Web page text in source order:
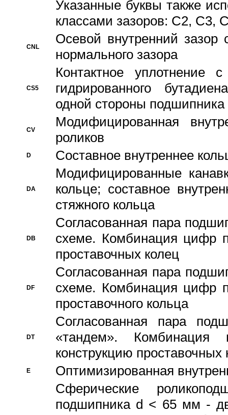
Указанные буквы также
классами зазоров: С2,
CNL
Осевой внутренний зазор
нормального зазора
CS5
Контактное уплотнение
гидрированного
одной стороны подшипника
CV
Модифицированная
роликов
D Составное внутреннее
DA
Модифицированные
кольце; составное
стяжного кольца
DB
Согласованная пара
схеме. Комбинация цифр
проставочных колец
DF
Согласованная пара
схеме. Комбинация цифр
проставочного кольца
DT
Согласованная пара
«тандем».
конструкцию проставочных
E
Оптимизированная
Сферические
подшипника d < 65 мм -